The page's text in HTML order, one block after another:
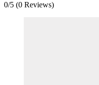
0/5 (0 Reviews)